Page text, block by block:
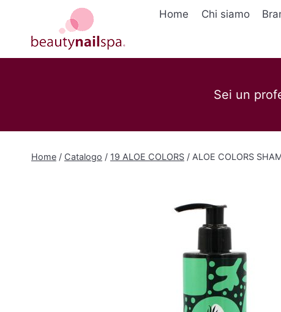
contenuto
Home Chi siamo
Sei un
Home / Catalogo / 19 ALOE COLORS / ALOE COLORS